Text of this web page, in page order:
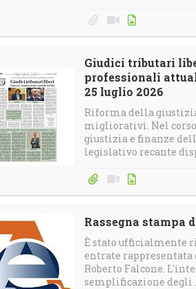
Giudici tributari
professionali
25 luglio 2026
Riforma della
migliorativi. Nel
giustizia e finanze
legislativo recante
Rassegna stampa
È stato ufficialmente
entrate rappresentata
Roberto Falcone.
semplificazione degli